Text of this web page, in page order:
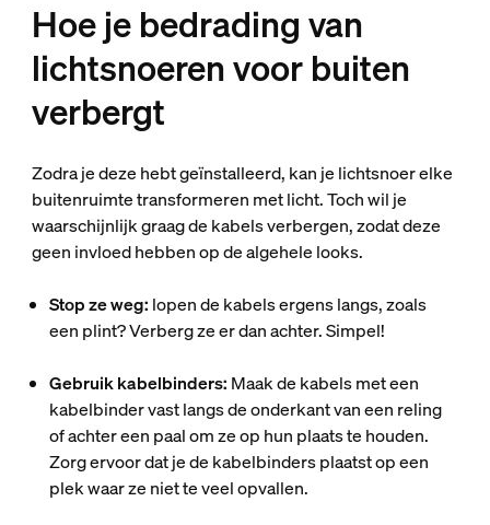
Hoe je bedrading van
lichtsnoeren voor buiten
verbergt
Zodra je deze hebt geïnstalleerd, kan je lichtsnoer elke
buitenruimte transformeren met licht. Toch wil je
waarschijnlijk graag de kabels verbergen, zodat deze
geen invloed hebben op de algehele looks.
Stop ze weg: lopen de kabels ergens langs, zoals
een plint? Verberg ze er dan achter. Simpel!
Gebruik kabelbinders: Maak de kabels met een
kabelbinder vast langs de onderkant van een reling
of achter een paal om ze op hun plaats te houden.
Zorg ervoor dat je de kabelbinders plaatst op een
plek waar ze niet te veel opvallen.